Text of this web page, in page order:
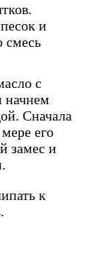
и
смесь
с
начнем
Сначала
его
замес и
к